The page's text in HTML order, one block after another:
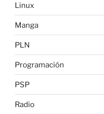
Linux
Manga
PLN
Programación
PSP
Radio